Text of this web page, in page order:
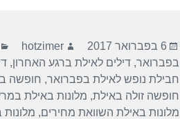
o
o
k
p
p
m
פורסם
בתאריך
6 בפברואר 2017 מחבר
hotzimer
בפברואר,דילים לאילת ברגע האחרון,
חבילת נופש לאילת בפברואר, חופשה
חופשה זולה באילת, מלונות באילת
מלונות באילת השוואת מחירים, מלונות